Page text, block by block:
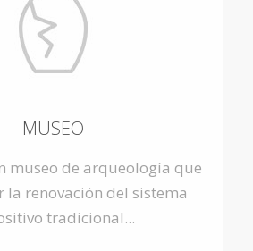
MUSEO
museo de arqueología que
la renovación del sistema
tradicional...